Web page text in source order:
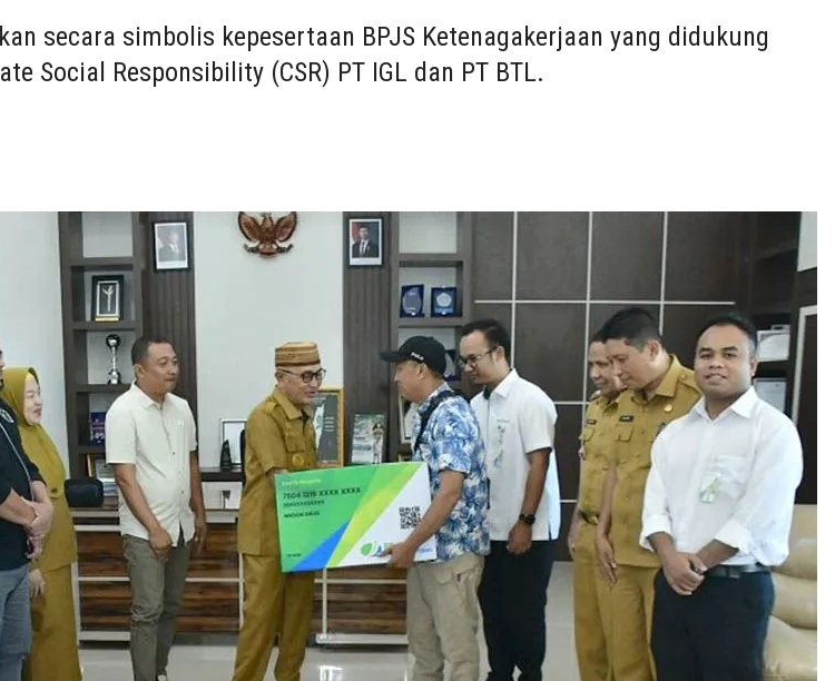
secara simbolis kepesertaan BPJS Ketenagakerjaan yang didukung
Social Responsibility (CSR) PT IGL dan PT BTL.